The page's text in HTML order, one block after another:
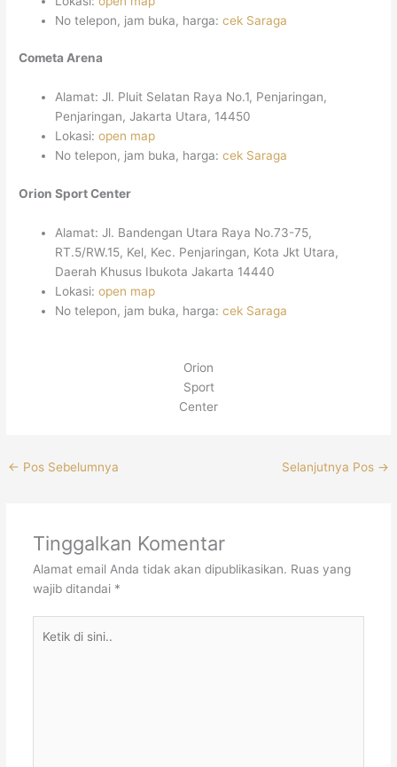
No telepon, jam buka, harga:cek Saraga
Cometa Arena
Alamat: Jl. Pluit Selatan Raya No.1, Penjaringan,
Penjaringan, Jakarta Utara, 14450
Lokasi:open map
No telepon, jam buka, harga:cek Saraga
Orion Sport Center
Alamat: Jl. Bandengan Utara Raya No.73-75,
RT.5/RW.15, Kel, Kec. Penjaringan, Kota Jkt Utara,
Daerah Khusus Ibukota Jakarta 14440
Lokasi:open map
No telepon, jam buka, harga:cek Saraga
Orion
Sport
Center
← Pos Sebelumnya Selanjutnya Pos →
Tinggalkan Komentar
Alamat email Anda tidak akan dipublikasikan. Ruas yang
wajib ditandai *